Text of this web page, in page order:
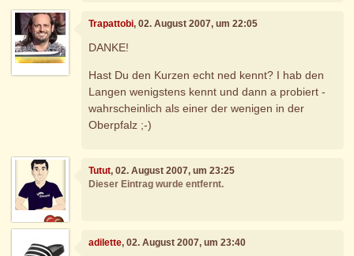
Trapattobi, 02. August 2007, um 22:05
DANKE!
Hast Du den Kurzen echt ned kennt? I hab den
Langen wenigstens kennt und dann a probiert -
wahrscheinlich als einer der wenigen in der
Oberpfalz ;-)
Tutut, 02. August 2007, um 23:25
Dieser Eintrag wurde entfernt.
adilette, 02. August 2007, um 23:40